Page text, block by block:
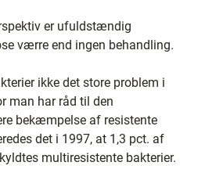
er ufuldstændig
værre end ingen behandling.
ikke det store problem i
man har råd til den
bekæmpelse af resistente
det i 1997, at 1,3 pct. af
multiresistente bakterier.